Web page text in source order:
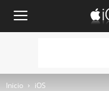
iOSXtreme
Inicio iOS